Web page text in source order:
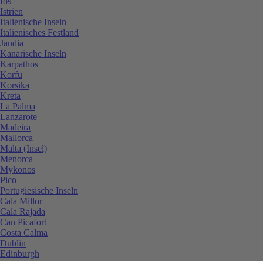
Istrien
Italienische Inseln
Italienisches Festland
Jandia
Kanarische Inseln
Karpathos
Korfu
Korsika
Kreta
La Palma
Lanzarote
Madeira
Mallorca
Malta (Insel)
Menorca
Mykonos
Pico
Portugiesische Inseln
Cala Millor
Cala Rajada
Can Picafort
Costa Calma
Dublin
Edinburgh